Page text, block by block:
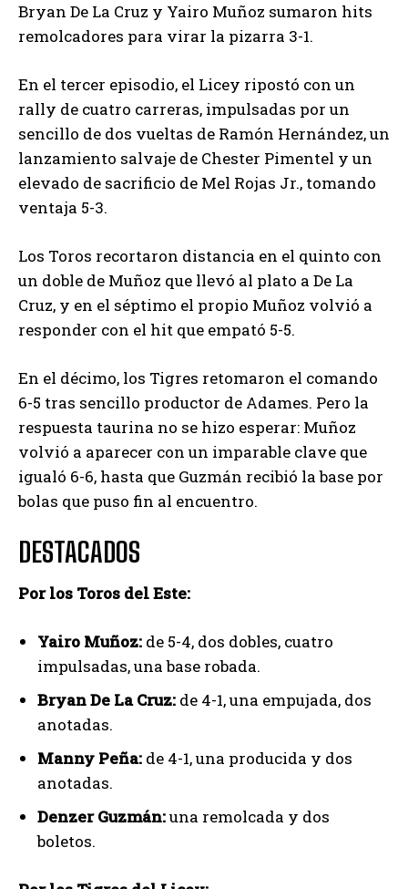
Bryan De La Cruz y Yairo Muñoz sumaron hits
remolcadores para virar la pizarra 3-1.
En el tercer episodio, el Licey ripostó con un
rally de cuatro carreras, impulsadas por un
sencillo de dos vueltas de Ramón Hernández, un
lanzamiento salvaje de Chester Pimentel y un
elevado de sacrificio de Mel Rojas Jr., tomando
ventaja 5-3.
Los Toros recortaron distancia en el quinto con
un doble de Muñoz que llevó al plato a De La
Cruz, y en el séptimo el propio Muñoz volvió a
responder con el hit que empató 5-5.
En el décimo, los Tigres retomaron el comando
6-5 tras sencillo productor de Adames. Pero la
respuesta taurina no se hizo esperar: Muñoz
volvió a aparecer con un imparable clave que
igualó 6-6, hasta que Guzmán recibió la base por
bolas que puso fin al encuentro.
DESTACADOS
Por los Toros del Este:
Yairo Muñoz: de 5-4, dos dobles, cuatro
impulsadas, una base robada.
Bryan De La Cruz: de 4-1, una empujada, dos
anotadas.
Manny Peña: de 4-1, una producida y dos
anotadas.
Denzer Guzmán:una remolcada y dos
boletos.